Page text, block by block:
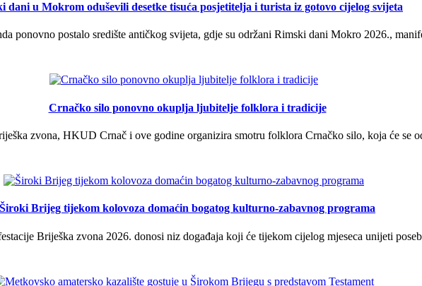
dani u Mokrom oduševili desetke tisuća posjetitelja i turista iz gotovo cijelog svijeta
ponovno postalo središte antičkog svijeta, gdje su održani Rimski dani Mokro 2026.,
Crnačko silo ponovno okuplja ljubitelje folklora i tradicije
zvona, HKUD Crnač i ove godine organizira smotru folklora Crnačko silo, koja će se
Široki Brijeg tijekom kolovoza domaćin bogatog kulturno-zabavnog programa
Briješka zvona 2026. donosi niz događaja koji će tijekom cijelog mjeseca unijeti